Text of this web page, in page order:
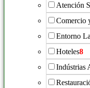
Atención
Comercio
Entorno
Hoteles8
Indústrias